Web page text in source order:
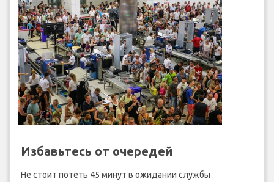
Избавьтесь от очередей
Не стоит потеть 45 минут в ожидании службы